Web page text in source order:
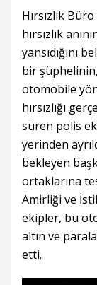
Hırsızlık
hırsızlık
yansıdığını
bir
otomobile
hırsızlığı
süren polis
yerinden
bekleyen
ortaklarına
Amirliği ve
ekipler, bu
altın ve
etti.